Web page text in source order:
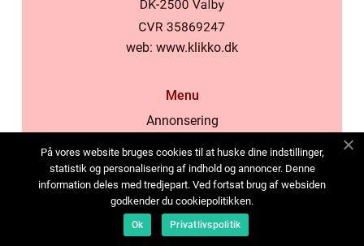
web: www.klikko.dk
Menu
Annonsering
Cookies
Kontakta oss
Sitemap
På vores website bruges cookies til at huske dine indstillinger,
statistik og personalisering af indhold og annoncer. Denne
information deles med tredjepart. Ved fortsat brug af websiden
godkender du cookiepolitikken.
Ok Privatlivspolitik